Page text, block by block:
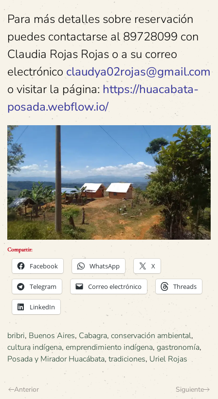
Para más detalles sobre reservación
puedes contactarse al 89728099 con
Claudia Rojas Rojas o a su correo
electrónico claudya02rojas@gmail.com
o visitar la página: https://huacabata-
posada.webflow.io/
Compartir:
Facebook WhatsApp X
Telegram Correo electrónico Threads
LinkedIn
bribri, Buenos Aires, Cabagra, conservación ambiental,
cultura indígena, emprendimiento indígena, gastronomía,
Posada y Mirador Huacábata, tradiciones, Uriel Rojas
Anterior Siguiente